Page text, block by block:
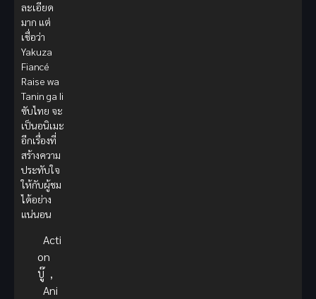
ละเอียด
มาก แต่
เชื่อว่า
Yakuza
Fiancé
Raise wa
Tanin ga Ii
ซับไทย จะ
เป็นอนิเมะ
อีกเรื่องที่
สร้างความ
ประทับใจ
ให้กับผู้ชม
ได้อย่าง
แน่นอน
Acti
on
บู๊ ,
Ani